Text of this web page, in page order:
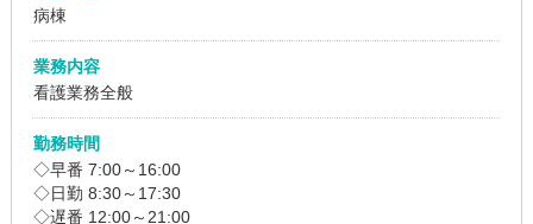
病棟
業務内容
看護業務全般
勤務時間
◇早番 7:00～16:00
◇日勤 8:30～17:30
◇遅番 12:00～21:00